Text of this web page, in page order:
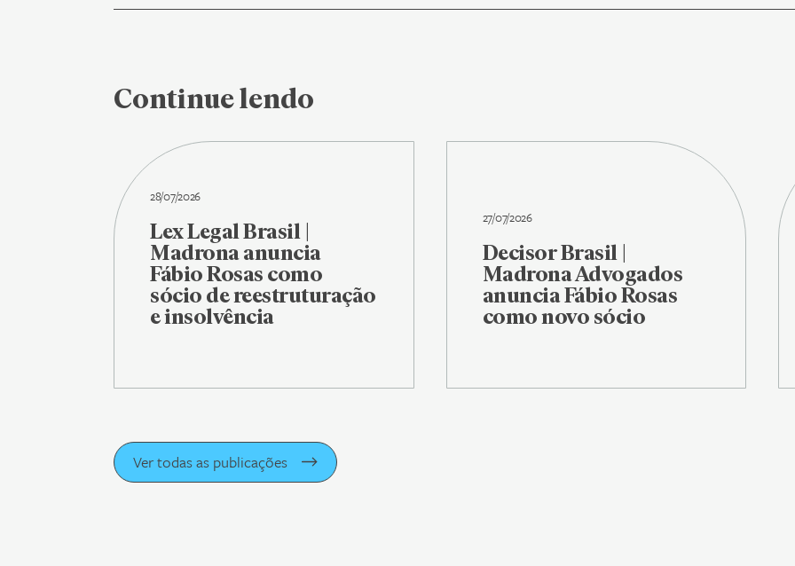
Continue lendo
28/07/2026
Lex Legal Brasil |
Madrona anuncia
Fábio Rosas como
sócio de reestruturação
e insolvência
27/07/2026
Decisor Brasil |
Madrona Advogados
anuncia Fábio Rosas
como novo sócio
Ver todas as publicações